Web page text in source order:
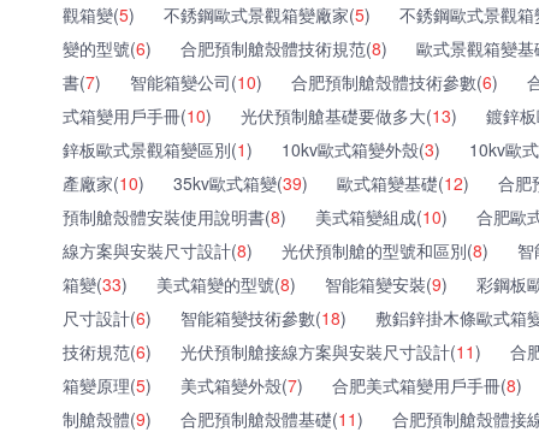
觀箱變(5) 不銹鋼歐式景觀箱變廠家(5)
不銹鋼歐式景觀
變的型號(6) 合肥預制艙殼體技術規范(8)
歐式景觀箱變基
書(7) 智能箱變公司(10) 合肥預制艙殼體技術參數(6)
式箱變用戶手冊(10) 光伏預制艙基礎要做多大(13)
鍍鋅
鋅板歐式景觀箱變區別(1) 10kv歐式箱變外殼(3)
10kv歐
產廠家(10) 35kv歐式箱變(39) 歐式箱變基礎(12)
合肥
預制艙殼體安裝使用說明書(8) 美式箱變組成(10)
合肥歐
線方案與安裝尺寸設計(8) 光伏預制艙的型號和區別(8)
箱變(33) 美式箱變的型號(8) 智能箱變安裝(9)
彩鋼板
尺寸設計(6) 智能箱變技術參數(18)
敷鋁鋅掛木條歐式箱
技術規范(6) 光伏預制艙接線方案與安裝尺寸設計(11)
合
箱變原理(5) 美式箱變外殼(7) 合肥美式箱變用戶手冊(8)
制艙殼體(9) 合肥預制艙殼體基礎(11)
合肥預制艙殼體接